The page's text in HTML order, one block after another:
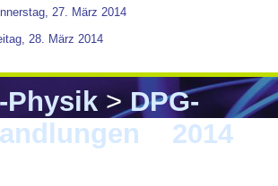
27. März 2014
28. März 2014
Physik>DPG-
2014